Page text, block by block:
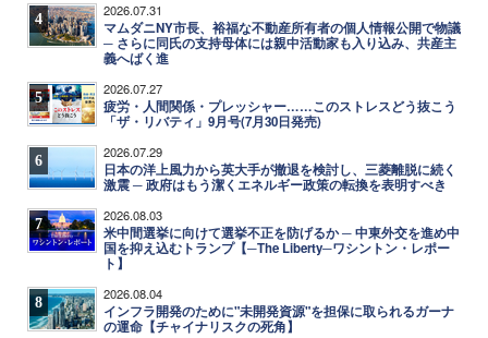
4 2026.07.31
マムダニNY市長、裕福な不動産所有者の個人情報公開で物議
─ さらに同氏の支持母体には親中活動家も入り込み、共産主
義へばく進
5 2026.07.27
疲労・人間関係・プレッシャー……このストレスどう抜こう
「ザ・リバティ」9月号(7月30日発売)
6 2026.07.29
日本の洋上風力から英大手が撤退を検討し、三菱離脱に続く
激震 ─ 政府はもう潔くエネルギー政策の転換を表明すべき
7 2026.08.03
米中間選挙に向けて選挙不正を防げるか ─ 中東外交を進め中
国を抑え込むトランプ【─The Liberty─ワシントン・レポー
ト】
8 2026.08.04
インフラ開発のために"未開発資源"を担保に取られるガーナ
の運命【チャイナリスクの死角】